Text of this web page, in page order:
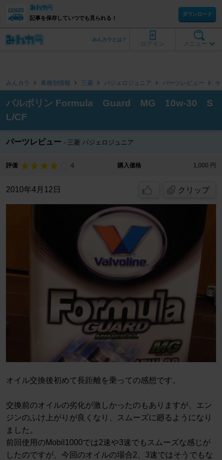
記事を保存していつでも見られる！
ダウンロード
メニュー
ログイン
みんカラとは？
みんカラ 車種別情報 三菱 パジェロジュニア パーツレビュー
バルボリン Formula Guard MG 10w-30 S
L/CF
パーツレビュー 三菱 パジェロジュニア
評価 4 購入価格 1,000 円
2010年4月12日 クリップ
オイル交換後初めて長距離を乗っての感想です。
交換前のオイルの劣化が激しかったのもありますが、エン
ジンのふけ上がりが良くなり、スムーズに廻るようになり
ました。
前回使用のMobil1000では2速や3速でもスムーズな感じが
したのですが、今回のオイルの場合2、3速ではそうでもな